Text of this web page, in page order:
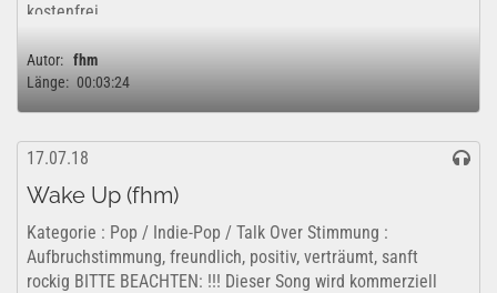
kostenfrei...
Autor: fhm
Länge: 00:03:24
17.07.18
Wake Up (fhm)
Kategorie : Pop / Indie-Pop / Talk Over Stimmung :
Aufbruchstimmung, freundlich, positiv, verträumt, sanft
rockig BITTE BEACHTEN: !!! Dieser Song wird kommerziell